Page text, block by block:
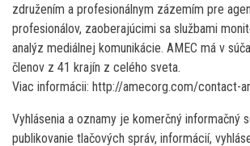
združením a profesionálnym zázemím pre
profesionálov, zaoberajúcimi sa službami
analýz mediálnej komunikácie. AMEC má v
členov z 41 krajín z celého sveta.
Viac informácii: http://amecorg.com/contact-
Vyhlásenia a oznamy je komerčný informačný
publikovanie tlačových správ, informácií,